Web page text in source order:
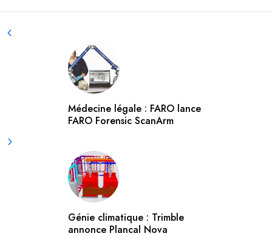
Médecine légale : FARO lance
FARO Forensic ScanArm
Génie climatique : Trimble
annonce Plancal Nova